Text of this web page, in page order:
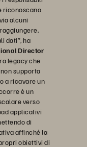
riconoscano
alcuni
dati”, ha
Director
legacy che
supporta
a ricavare un
è un
verso
applicativi
di
affinché la
obiettivi di